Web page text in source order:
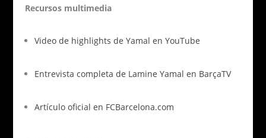
Recursos multimedia
Video de highlights de Yamal en YouTube
Entrevista completa de Lamine Yamal en BarçaTV
Artículo oficial en FCBarcelona.com